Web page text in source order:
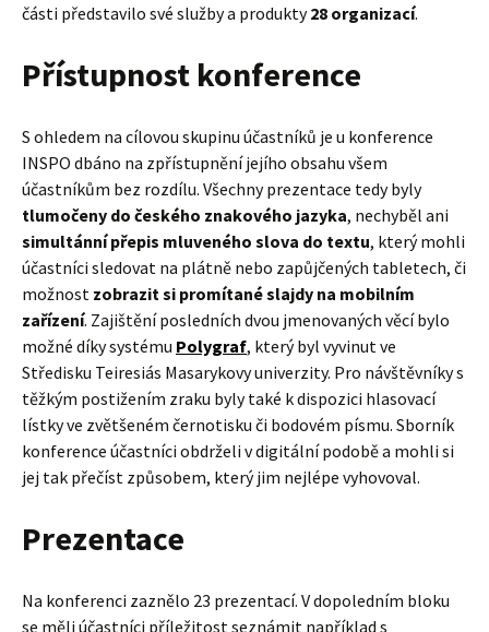
části představilo své služby a produkty28 organizací.
Přístupnost konference
S ohledem na cílovou skupinu účastníků je u konference
INSPO dbáno na zpřístupnění jejího obsahu všem
účastníkům bez rozdílu. Všechny prezentace tedy byly
tlumočeny do českého znakového jazyka, nechyběl ani
simultánní přepis mluveného slova do textu, který mohli
účastníci sledovat na plátně nebo zapůjčených tabletech, či
možnost zobrazit si promítané slajdy na mobilním
zařízení. Zajištění posledních dvou jmenovaných věcí bylo
možné díky systému Polygraf, který byl vyvinut ve
Středisku Teiresiás Masarykovy univerzity. Pro návštěvníky s
těžkým postižením zraku byly také k dispozici hlasovací
lístky ve zvětšeném černotisku či bodovém písmu. Sborník
konference účastníci obdrželi v digitální podobě a mohli si
jej tak přečíst způsobem, který jim nejlépe vyhovoval.
Prezentace
Na konferenci zaznělo 23 prezentací. V dopoledním bloku
se měli účastníci příležitost seznámit například s